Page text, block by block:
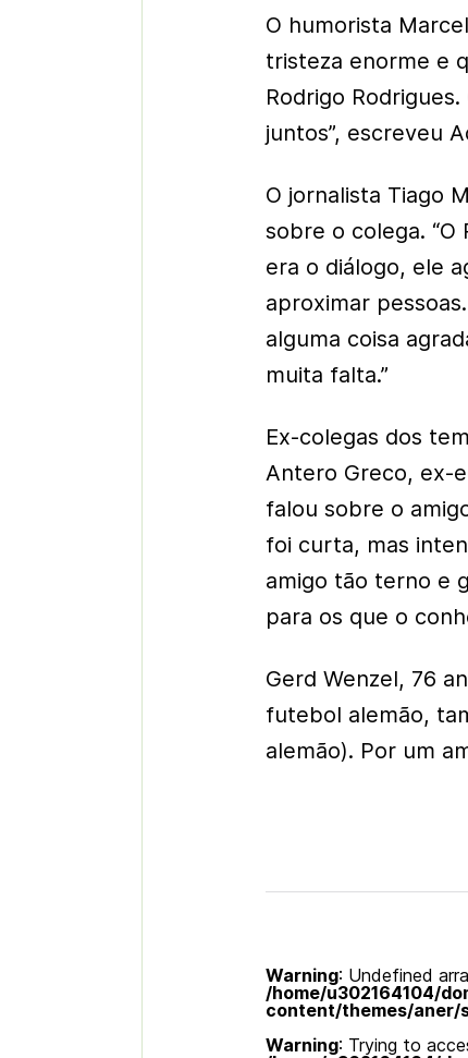
O humorista
tristeza enorme e
Rodrigo
juntos”, escreveu
O jornalista Tiago
sobre o colega.
era o diálogo, ele
aproximar
alguma coisa
muita falta.”
Ex-colegas dos
Antero Greco, ex-
falou sobre o
foi curta, mas
amigo tão terno e
para os que o
Gerd Wenzel, 76
futebol alemão,
alemão). Por um
Warning: Undefined
/home/u302164104/
content/themes/aner/
Warning: Trying to